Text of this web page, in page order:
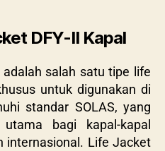
DFY-II Kapal
salah satu tipe life
untuk digunakan di
standar SOLAS, yang
bagi kapal-kapal
internasional. Life Jacket